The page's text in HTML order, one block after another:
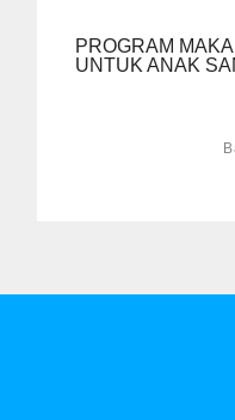
PROGRAM
UNTUK ANAK